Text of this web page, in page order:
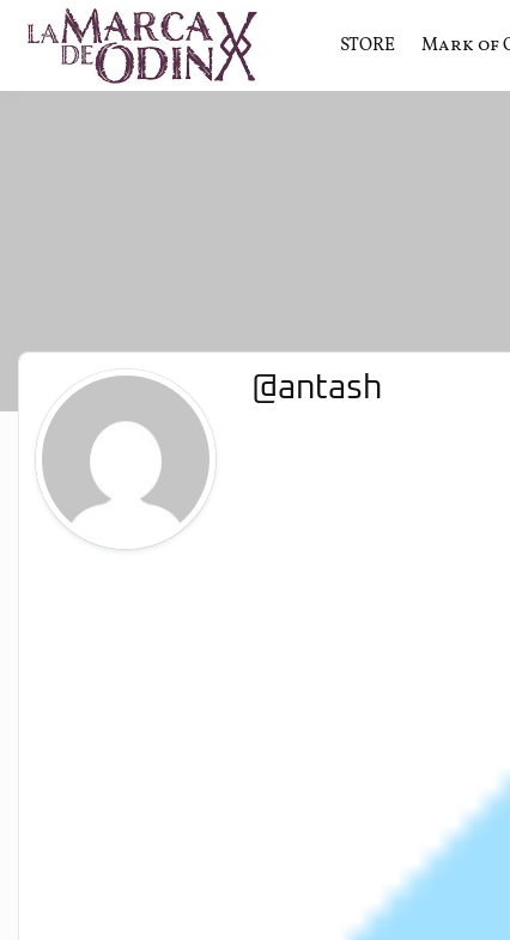
La
La saga literaria
STORE Mark of
@antash